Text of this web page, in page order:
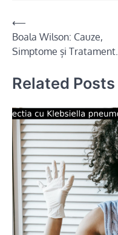
Navigare
în
articole
⟵
Boala Wilson: Cauze,
Simptome și Tratament.
Related Posts